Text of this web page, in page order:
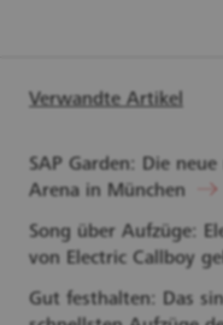
Verwandte Artikel
SAP Garden: Die
Arena in München
Song über Aufzüge:
von Electric Callboy
Gut festhalten: Das